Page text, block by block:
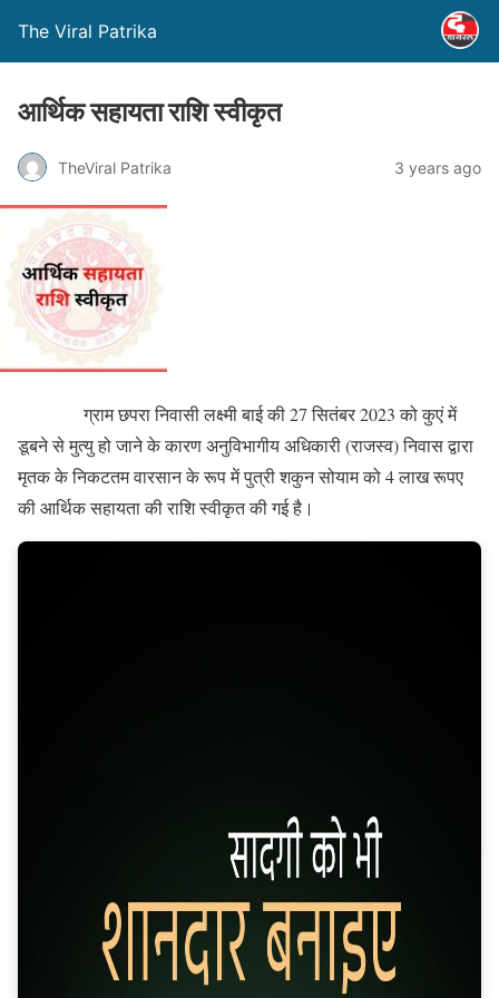
The Viral Patrika
आर्थिक सहायता राशि स्वीकृत
TheViral Patrika 3 years ago
ग्राम छपरा निवासी लक्ष्मी बाई की 27 सितंबर 2023 को कुएं में
डूबने से मुत्यु हो जाने के कारण अनुविभागीय अधिकारी (राजस्व) निवास द्वारा
मृतक के निकटतम वारसान के रूप में पुत्री शकुन सोयाम को 4 लाख रूपए
की आर्थिक सहायता की राशि स्वीकृत की गई है।